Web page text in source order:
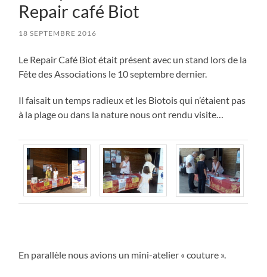
Repair café Biot
18 SEPTEMBRE 2016
Le Repair Café Biot était présent avec un stand lors de la
Fête des Associations le 10 septembre dernier.
Il faisait un temps radieux et les Biotois qui n’étaient pas
à la plage ou dans la nature nous ont rendu visite…
En parallèle nous avions un mini-atelier « couture ».